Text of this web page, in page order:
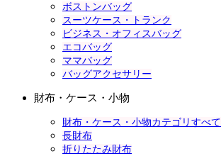
ボストンバッグ
スーツケース・トランク
ビジネス・オフィスバッグ
エコバッグ
ママバッグ
バッグアクセサリー
財布・ケース・小物
財布・ケース・小物カテゴリすべて
長財布
折りたたみ財布